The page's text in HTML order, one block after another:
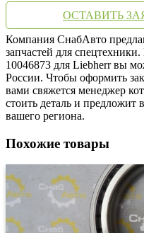
ОСТАВИТЬ
Компания СнабАвто
запчастей для
10046873 для Liebherr вы
России. Чтобы оформить
вами свяжется менеджер
стоить деталь и
вашего региона.
Похожие товары